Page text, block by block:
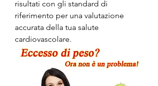
risultati con gli standard di
riferimento per una valutazione
accurata della tua salute
cardiovascolare.